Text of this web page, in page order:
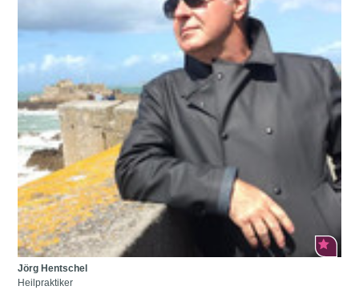
Jörg Hentschel
Heilpraktiker